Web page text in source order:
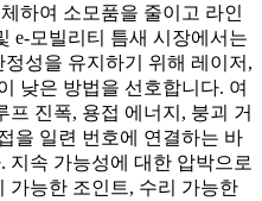
하여 소모품을 줄이고 라인
e-모빌리티 틈새 시장에서는
성을 유지하기 위해 레이저,
낮은 방법을 선호합니다. 여
진폭, 용접 에너지, 붕괴 거
을 일련 번호에 연결하는 바
지속 가능성에 대한 압박으로
가능한 조인트, 수리 가능한